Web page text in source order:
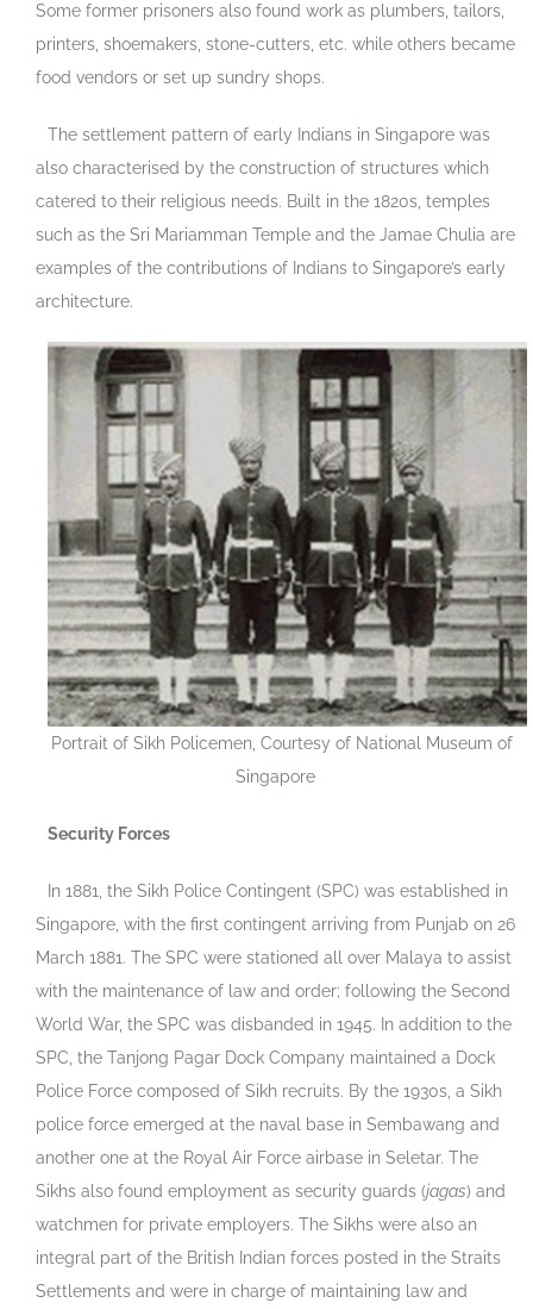
Some former prisoners also found work as plumbers, tailors,
printers, shoemakers, stone-cutters, etc. while others became
food vendors or set up sundry shops.
The settlement pattern of early Indians in Singapore was
also characterised by the construction of structures which
catered to their religious needs. Built in the 1820s, temples
such as the Sri Mariamman Temple and the Jamae Chulia are
examples of the contributions of Indians to Singapore’s early
architecture.
Portrait of Sikh Policemen, Courtesy of National Museum of
Singapore
Security Forces
In 1881, the Sikh Police Contingent (SPC) was established in
Singapore, with the first contingent arriving from Punjab on 26
March 1881. The SPC were stationed all over Malaya to assist
with the maintenance of law and order; following the Second
World War, the SPC was disbanded in 1945. In addition to the
SPC, the Tanjong Pagar Dock Company maintained a Dock
Police Force composed of Sikh recruits. By the 1930s, a Sikh
police force emerged at the naval base in Sembawang and
another one at the Royal Air Force airbase in Seletar. The
Sikhs also found employment as security guards (jagas) and
watchmen for private employers. The Sikhs were also an
integral part of the British Indian forces posted in the Straits
Settlements and were in charge of maintaining law and